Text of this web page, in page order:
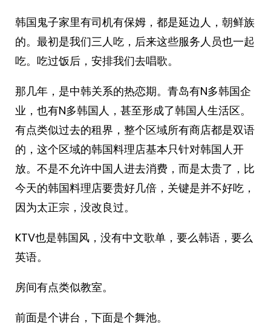
韩国鬼子家里有司机有保姆，都是延边人，朝鲜族
的。最初是我们三人吃，后来这些服务人员也一起
吃。吃过饭后，安排我们去唱歌。
那几年，是中韩关系的热恋期。青岛有N多韩国企
业，也有N多韩国人，甚至形成了韩国人生活区。
有点类似过去的租界，整个区域所有商店都是双语
的，这个区域的韩国料理店基本只针对韩国人开
放。不是不允许中国人进去消费，而是太贵了，比
今天的韩国料理店要贵好几倍，关键是并不好吃，
因为太正宗，没改良过。
KTV也是韩国风，没有中文歌单，要么韩语，要么
英语。
房间有点类似教室。
前面是个讲台，下面是个舞池。